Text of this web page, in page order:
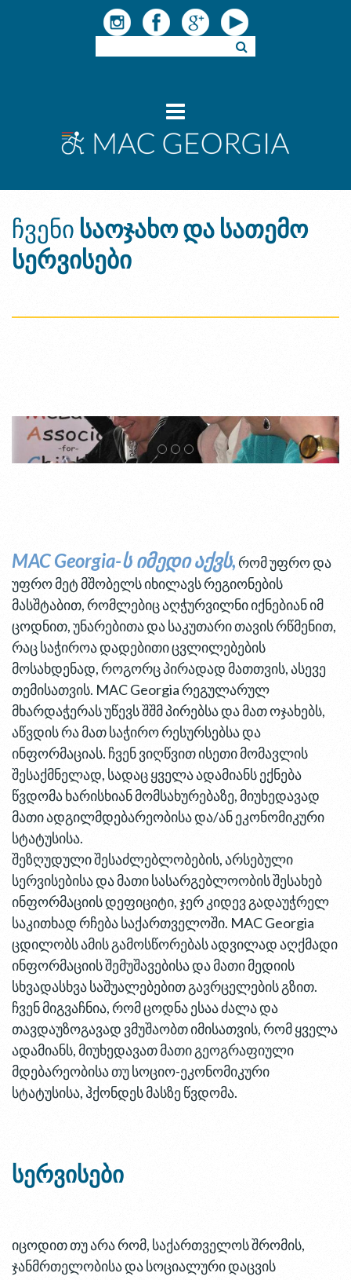
ჩვენი საოჯახო და სათემო
სერვისები
MAC Georgia-ს იმედი აქვს,რომ უფრო და
უფრო მეტ მშობელს იხილავს რეგიონების
მასშტაბით, რომლებიც აღჭურვილნი იქნებიან იმ
ცოდნით, უნარებითა და საკუთარი თავის რწმენით,
რაც საჭიროა დადებითი ცვლილებების
მოსახდენად, როგორც პირადად მათთვის, ასევე
თემისათვის. MAC Georgia რეგულარულ
მხარდაჭერას უწევს შშმ პირებსა და მათ ოჯახებს,
აწვდის რა მათ საჭირო რესურსებსა და
ინფორმაციას. ჩვენ ვიღწვით ისეთი მომავლის
შესაქმნელად, სადაც ყველა ადამიანს ექნება
წვდომა ხარისხიან მომსახურებაზე, მიუხედავად
მათი ადგილმდებარეობისა და/ან ეკონომიკური
სტატუსისა.
შეზღუდული შესაძლებლობების, არსებული
სერვისებისა და მათი სასარგებლოობის შესახებ
ინფორმაციის დეფიციტი, ჯერ კიდევ გადაუჭრელ
საკითხად რჩება საქართველოში. MAC Georgia
ცდილობს ამის გამოსწორებას ადვილად აღქმადი
ინფორმაციის შემუშავებისა და მათი მედიის
სხვადასხვა საშუალებებით გავრცელების გზით.
ჩვენ მიგვაჩნია, რომ ცოდნა ესაა ძალა და
თავდაუზოგავად ვმუშაობთ იმისათვის, რომ ყველა
ადამიანს, მიუხედავათ მათი გეოგრაფიული
მდებარეობისა თუ სოციო-ეკონომიკური
სტატუსისა, ჰქონდეს მასზე წვდომა.
სერვისები
იცოდით თუ არა რომ, საქართველოს შრომის,
ჯანმრთელობისა და სოციალური დაცვის